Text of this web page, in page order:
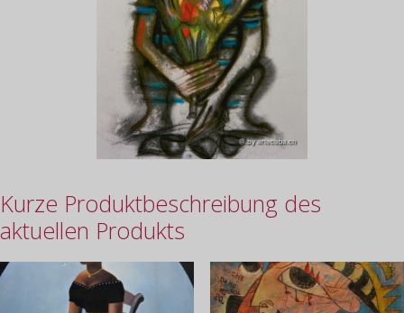
Kurze Produktbeschreibung des
aktuellen Produkts